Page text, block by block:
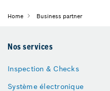
Home Business partner
Nos services
Inspection & Checks
Système électronique